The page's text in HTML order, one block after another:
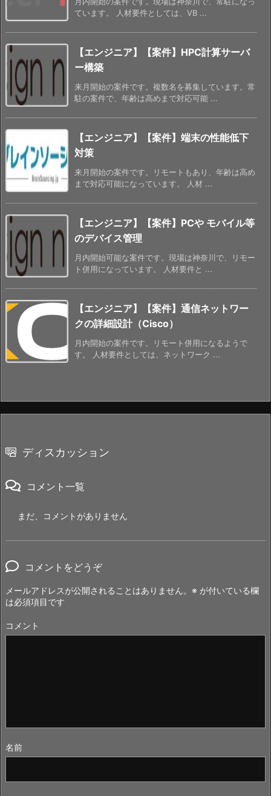
ています。 人材要件としては、VB ...
【エンジニア】【案件】HPC計算サーバ
ー構築
来月開始の案件です。複数名を募集しています。常
駐の案件で、年齢は高めまで対応可能 ...
【エンジニア】【案件】端末の性能低下
対策
来月開始の案件です。リモートもあり、年齢は高め
まで対応可能になっています。 人材 ...
【エンジニア】【案件】PCや モバイル等
のデバイス管理
月内開始可能な案件です。現場は神奈川で、リモー
ト併用になっています。 人材要件と ...
【エンジニア】【案件】通信ネットワー
クの詳細設計（Cisco）
月内開始の案件です。リモート併用になるようで
す。 人材要件としては、ネットワーク ...
ディスカッション
コメント一覧
まだ、コメントがありません
コメントをどうぞ
メールアドレスが公開されることはありません。 ※ が付いている欄
は必須項目です
コメント
名前